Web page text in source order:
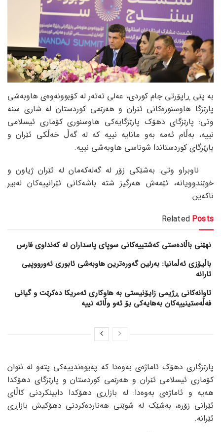
بە پێی ڕاپۆرتی جام کوردی، عەلی تەتەر لە کۆبوونەوەی هاوبەشی
پارێزگا هاوسنورەکانی ئێران و هەرێمی کوردستان لە شاری سنە
وتی: پارێزگای دهۆک پارێزگایەکی هاوسنوری کۆماری ئیسلامی
نییە، بەڵام ئەمە بەو مانایە نییە کە لە گەڵ خەڵکی ئێران و
پارێزگای کوردستاندا شوناسی هاوبەشی نییە.
ناوبراو وتی: بەشێکی زۆر لە گەلەکەمان لە ئێران ژیاون و
خوێندوویانە، ئێمەش هەرگیز شتە باشەکانی ئێرانییەکان لەبیر
ناکەین.
Related Posts
نهێنی باڵادەستی کەشتییەکانی سوپای پاسداران لە کەنداوی فارس
باڵیۆزی ئەڵمانیا: بەرلین گەورەترین هاوبەشی ئابوری ئەورووپیی
تارانە
تاوانەکانی ڕژیمی زایۆنیستی بە هاوکاری ئەمریکا دەکرێت و گیانی
فەڵەستینییەکان بەهایەکی بۆ ئەو وڵاتە نییە
پارێزگاری دهۆک ئاماژەی بەوەدا کە پەیوەندییەکی پتەو لە نێوان
کۆماری ئیسلامی ئێران و هەرێمی کوردستان و پارێزگای دهۆکدا
هەیە و ئاماژەی بەوەدا: لە بازاڕی دهۆکدا دابینکردنی کاڵای
ئێرانی زۆرە، بەشێک لە شوێنی هەناردەکردنی دهۆکیش بازاڕی
ئێرانە.